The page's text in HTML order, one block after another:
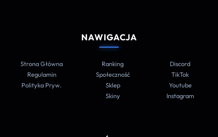
NAWIGACJA
Strona Główna
Regulamin
Polityka Pryw.
Ranking
Społeczność
Sklep
Skiny
Discord
TikTok
Youtube
Instagram